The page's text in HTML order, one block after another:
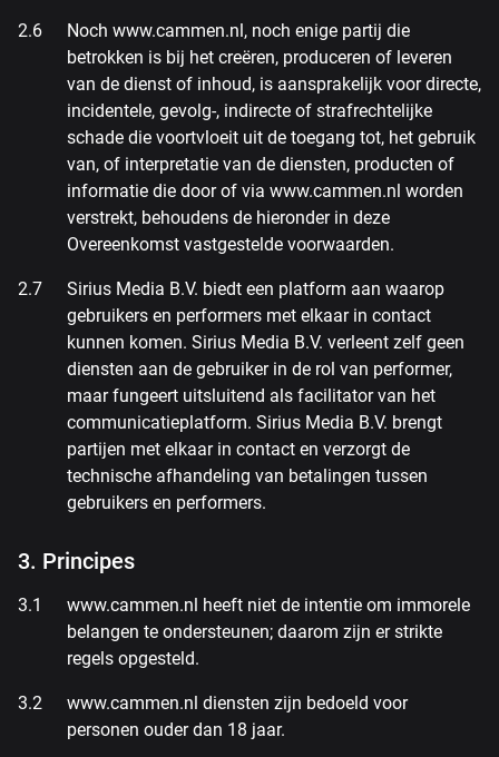
Noch www.cammen.nl, noch enige partij die
betrokken is bij het creëren, produceren of leveren
van de dienst of inhoud, is aansprakelijk voor directe,
incidentele, gevolg-, indirecte of strafrechtelijke
schade die voortvloeit uit de toegang tot, het gebruik
van, of interpretatie van de diensten, producten of
informatie die door of via www.cammen.nl worden
verstrekt, behoudens de hieronder in deze
Overeenkomst vastgestelde voorwaarden.
Sirius Media B.V. biedt een platform aan waarop
gebruikers en performers met elkaar in contact
kunnen komen. Sirius Media B.V. verleent zelf geen
diensten aan de gebruiker in de rol van performer,
maar fungeert uitsluitend als facilitator van het
communicatieplatform. Sirius Media B.V. brengt
partijen met elkaar in contact en verzorgt de
technische afhandeling van betalingen tussen
gebruikers en performers.
3. Principes
www.cammen.nl heeft niet de intentie om immorele
belangen te ondersteunen; daarom zijn er strikte
regels opgesteld.
www.cammen.nl diensten zijn bedoeld voor
personen ouder dan 18 jaar.